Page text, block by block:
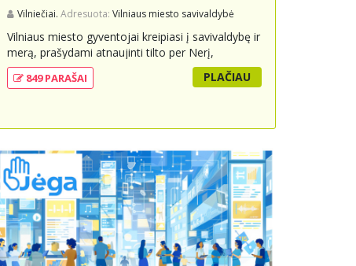
Vilniečiai. Adresuota: Vilniaus miesto savivaldybė
Vilniaus miesto gyventojai kreipiasi į savivaldybę ir
merą, prašydami atnaujinti tilto per Nerį,
jungiančio Balsių ir Valakampių kryptis, projektą ir
įtraukti jį į miesto strateginius susisiekimo planus.
plėtrą bei darnų judumą, suteikdamas daugiau
susisiekimo galimybių tiek automobiliams, tiek
viešajam transportui, pėstiesiems ir
dviratininkams. Gyventojai ragina atlikti techninę,
ekonominę ir transporto analizę, organizuoti
viešas konsultacijas ir integruoti projektą į
ilgalaikius miesto planus, siekiant užtikrinti
transporto sistemos patikimumą ir prisitaikymą
prie sparčiai augančio miesto poreikių.
849 PARAŠAI PLAČIAU